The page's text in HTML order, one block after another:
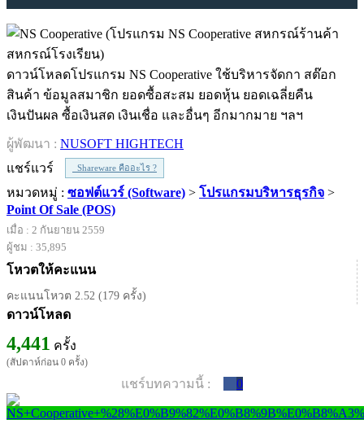
ดาวน์โหลดโปรแกรม NS Cooperative ใช้บริหารจัดกา สต๊อก
สินค้า ข้อมูลสมาชิก ยอดซื้อสะสม ยอดหุ้น ยอดเฉลี่ยคืน
เงินปันผล ซื้อเงินสด เงินเชื่อ และอื่นๆ อีกมากมาย ฯลฯ
ผู้พัฒนา : NUSOFT HIGHTECH
แชร์แวร์
Shareware คืออะไร ?
หมวดหมู่ : ซอฟต์แวร์ (Software) > โปรแกรมบริหารธุรกิจ >
Point Of Sale (POS)
เมื่อ : 2 กันยายน 2559
ผู้ชม : 35,895
โหวตให้คะแนน
คะแนนโหวต 2.52 (179 ครั้ง)
ดาวน์โหลด
4,441 ครั้ง
(สัปดาห์ก่อน 0 ครั้ง)
แชร์บทความนี้ : 0